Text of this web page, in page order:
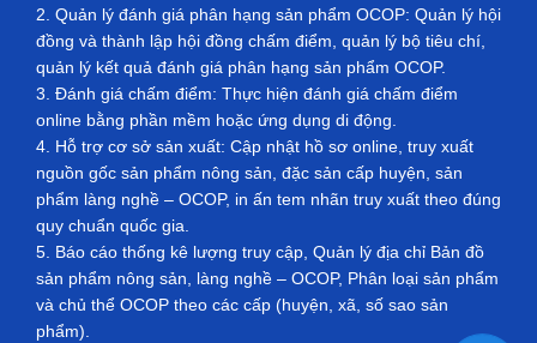
2. Quản lý đánh giá phân hạng sản phẩm OCOP: Quản lý hội
đồng và thành lập hội đồng chấm điểm, quản lý bộ tiêu chí,
quản lý kết quả đánh giá phân hạng sản phẩm OCOP.
3. Đánh giá chấm điểm: Thực hiện đánh giá chấm điểm
online bằng phần mềm hoặc ứng dụng di động.
4. Hỗ trợ cơ sở sản xuất: Cập nhật hồ sơ online, truy xuất
nguồn gốc sản phẩm nông sản, đặc sản cấp huyện, sản
phẩm làng nghề – OCOP, in ấn tem nhãn truy xuất theo đúng
quy chuẩn quốc gia.
5. Báo cáo thống kê lượng truy cập, Quản lý địa chỉ Bản đồ
sản phẩm nông sản, làng nghề – OCOP, Phân loại sản phẩm
và chủ thể OCOP theo các cấp (huyện, xã, số sao sản
phẩm).